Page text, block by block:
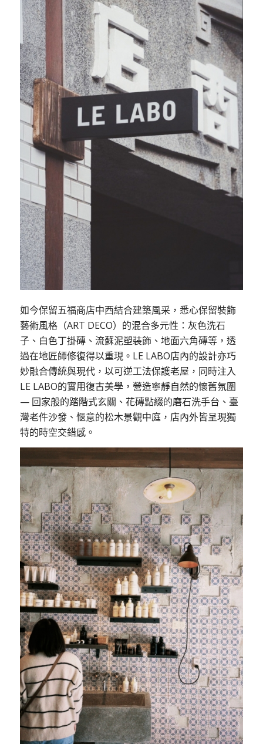
如今保留五福商店中西結合建築風采，悉心保留裝飾
藝術風格（ART DECO）的混合多元性：灰色洗石
子、白色丁掛磚、流蘇泥塑裝飾、地面六角磚等，透
過在地匠師修復得以重現。LE LABO店內的設計亦巧
妙融合傳統與現代，以可逆工法保護老屋，同時注入
LE LABO的實用復古美學，營造寧靜自然的懷舊氛圍
— 回家般的踏階式玄關、花磚點綴的磨石洗手台、臺
灣老件沙發、愜意的松木景觀中庭，店內外皆呈現獨
特的時空交錯感。